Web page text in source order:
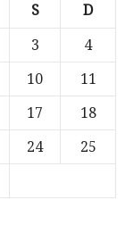
S D
3
4
10
11
17
18
24
25